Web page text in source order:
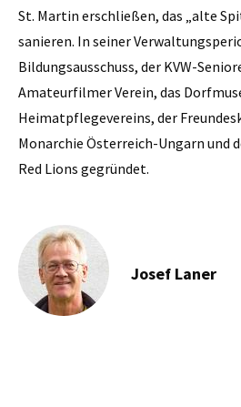
St. Martin erschließen, das „alte
sanieren. In seiner
Bildungsausschuss, der KVW-
Amateurfilmer Verein, das
Heimatpflegevereins, der
Monarchie Österreich-Ungarn und
Red Lions gegründet.
Josef Laner